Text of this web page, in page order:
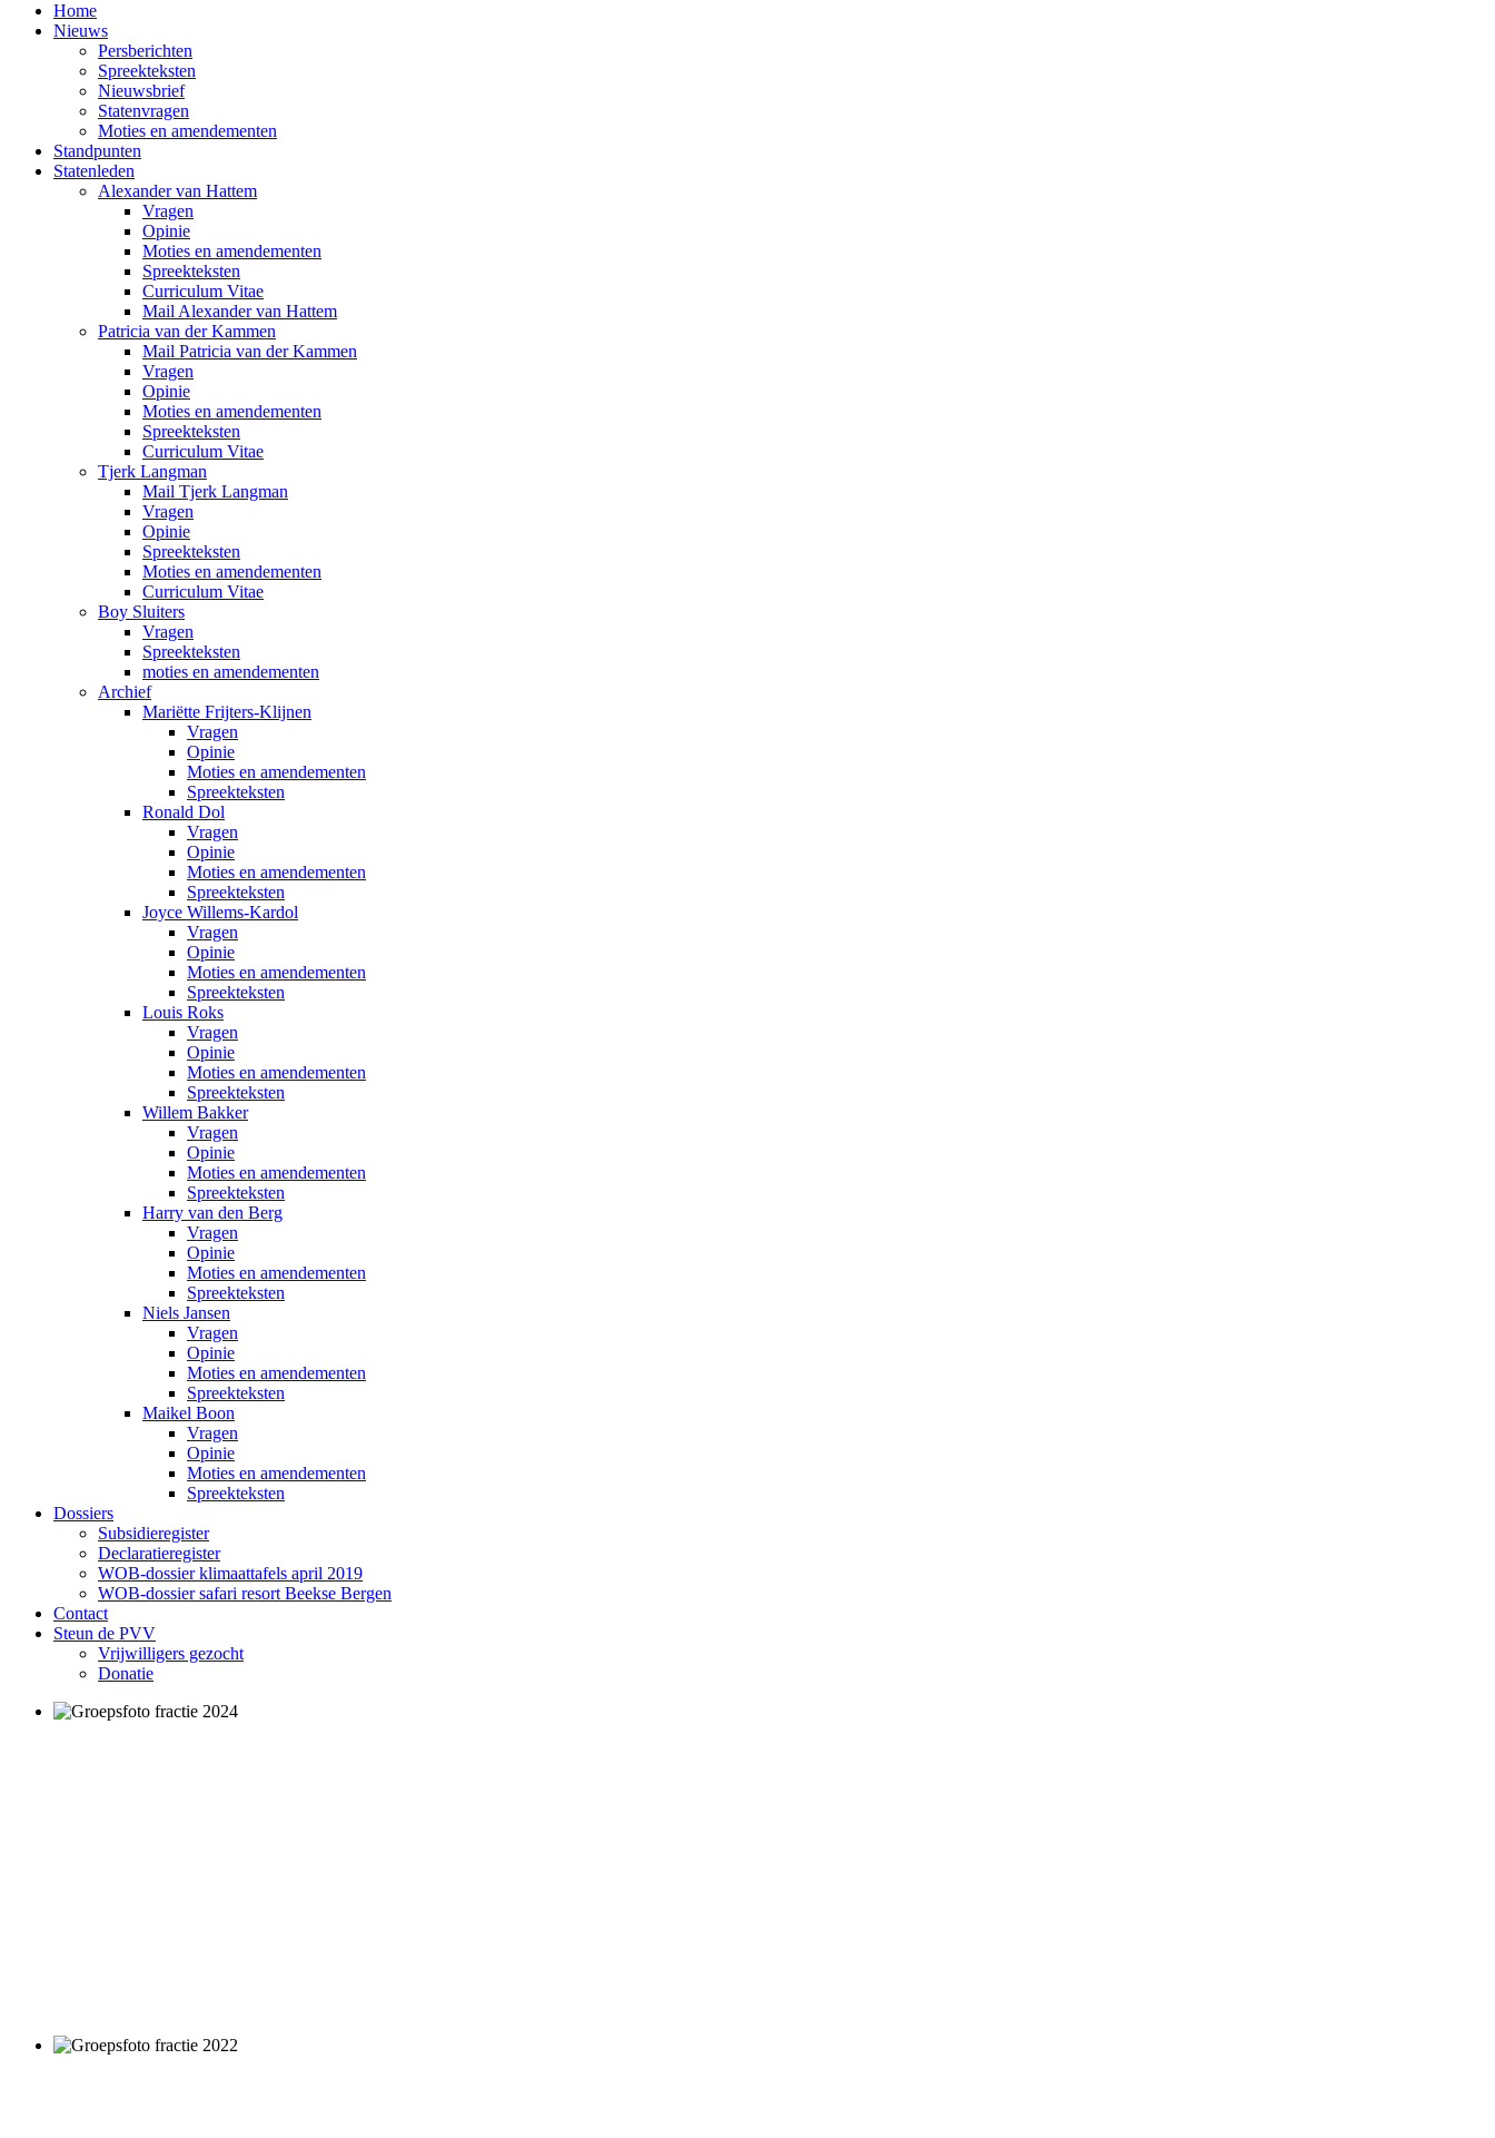
Home
Nieuws
Persberichten
Spreekteksten
Nieuwsbrief
Statenvragen
Moties en amendementen
Standpunten
Statenleden
Alexander van Hattem
Vragen
Opinie
Moties en amendementen
Spreekteksten
Curriculum Vitae
Mail Alexander van Hattem
Patricia van der Kammen
Mail Patricia van der Kammen
Vragen
Opinie
Moties en amendementen
Spreekteksten
Curriculum Vitae
Tjerk Langman
Mail Tjerk Langman
Vragen
Opinie
Spreekteksten
Moties en amendementen
Curriculum Vitae
Boy Sluiters
Vragen
Spreekteksten
moties en amendementen
Archief
Mariëtte Frijters-Klijnen
Vragen
Opinie
Moties en amendementen
Spreekteksten
Ronald Dol
Vragen
Opinie
Moties en amendementen
Spreekteksten
Joyce Willems-Kardol
Vragen
Opinie
Moties en amendementen
Spreekteksten
Louis Roks
Vragen
Opinie
Moties en amendementen
Spreekteksten
Willem Bakker
Vragen
Opinie
Moties en amendementen
Spreekteksten
Harry van den Berg
Vragen
Opinie
Moties en amendementen
Spreekteksten
Niels Jansen
Vragen
Opinie
Moties en amendementen
Spreekteksten
Maikel Boon
Vragen
Opinie
Moties en amendementen
Spreekteksten
Dossiers
Subsidieregister
Declaratieregister
WOB-dossier klimaattafels april 2019
WOB-dossier safari resort Beekse Bergen
Contact
Steun de PVV
Vrijwilligers gezocht
Donatie